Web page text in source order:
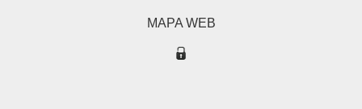
MAPA WEB